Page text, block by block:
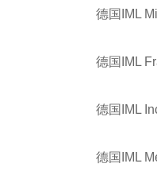
德国IML
德国IML
德国IML
德国IML